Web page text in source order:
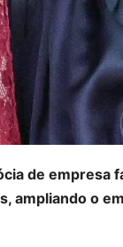
de empresa
ampliando o